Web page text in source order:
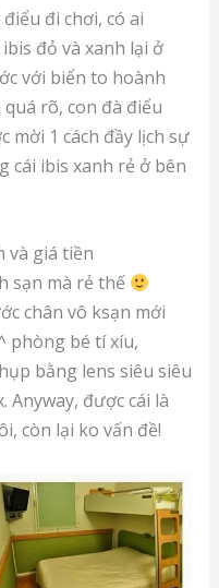
đi chơi, có ai
đỏ và xanh lại ở
với biển to hoành
rõ, con đà điểu
mời 1 cách đầy lịch sự
cái ibis xanh rẻ ở bên
và giá tiền
sạn mà rẻ thế
chân vô ksạn mới
phòng bé tí xíu,
bằng lens siêu siêu
được cái là
còn lại ko vấn đề!